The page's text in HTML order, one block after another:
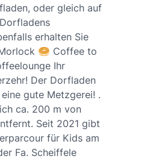
oder gleich auf
erhalten Sie
🥯 Coffee to
Ihr
Der Dorfladen
gute Metzgerei! .
ca. 200 m von
Seit 2021 gibt
für Kids am
Fa. Scheiffele